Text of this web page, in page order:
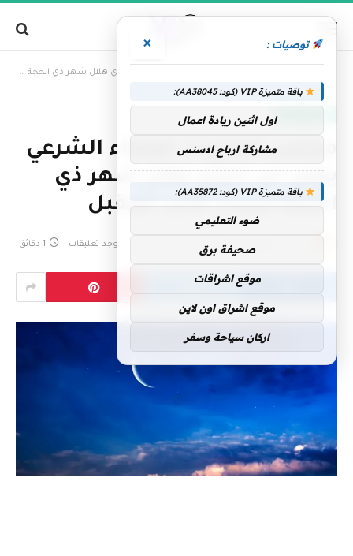
مجلس الإمارات للإفتاء الشرعي يعلن عن تحرِّي هلال شهر ذي الحجة مساء الأحد المقبل
مجلس الإمارات للإفتاء الشرعي
يعلن عن تحرِّي هلال شهر ذي
الحجة مساء الأحد المقبل
فريق التحرير 12 مايو، 2026 لا توجد تعليقات 1 دقائق
توصيات : ×
باقة متميزة VIP (كود: AA38045):
اول اثنين ريادة اعمال
مشاركة ارباح ادسنس
باقة متميزة VIP (كود: AA35872):
ضوء التعليمي
صحيفة برق
موقع اشراقات
موقع اشراق اون لاين
اركان سياحة وسفر